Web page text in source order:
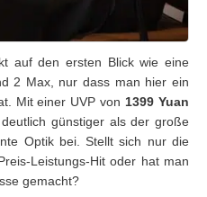
auf den ersten Blick wie eine
2 Max, nur dass man hier ein
Mit einer UVP von 1399 Yuan
günstiger als der große
Optik bei. Stellt sich nur die
Leistungs-Hit oder hat man
gemacht?